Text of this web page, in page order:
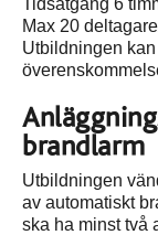
Tidsåtgång 6
Max 20
Utbildningen
brandlarm
Utbildningen
av automatiskt
ska ha minst två